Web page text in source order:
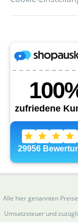
Alle hier genannten
Umsatzsteuer und